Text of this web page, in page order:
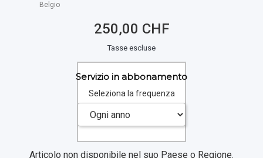
Belgio
250,00 CHF
Tasse escluse
Servizio in abbonamento
Seleziona la frequenza
Articolo non disponibile nel suo Paese o Regione.